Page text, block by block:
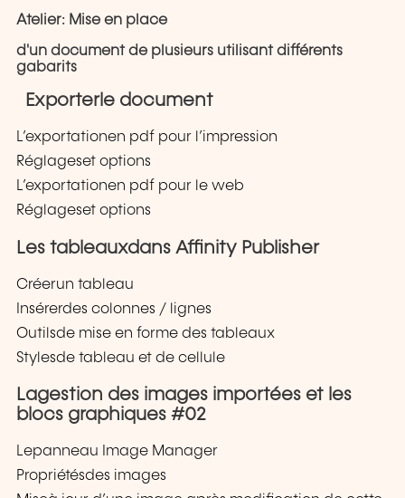
Atelier: Mise en place
d'un document de plusieurs utilisant différents
gabarits
Exporterle document
L’exportationen pdf pour l’impression
Réglageset options
L’exportationen pdf pour le web
Réglageset options
Les tableauxdans Affinity Publisher
Créerun tableau
Insérerdes colonnes / lignes
Outilsde mise en forme des tableaux
Stylesde tableau et de cellule
Lagestion des images importées et les
blocs graphiques #02
Lepanneau Image Manager
Propriétésdes images